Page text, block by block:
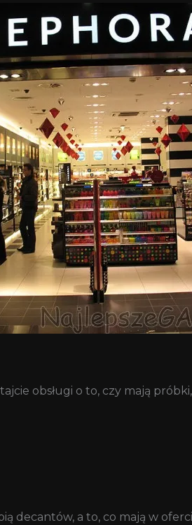
obsługi o to, czy mają
decantów, a to, co mają w